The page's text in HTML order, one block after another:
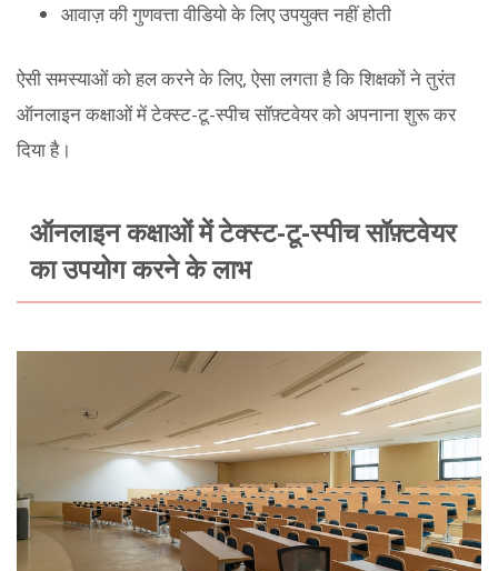
आवाज़ की गुणवत्ता वीडियो के लिए उपयुक्त नहीं होती
ऐसी समस्याओं को हल करने के लिए, ऐसा लगता है कि शिक्षकों ने तुरंत
ऑनलाइन कक्षाओं में टेक्स्ट-टू-स्पीच सॉफ़्टवेयर को अपनाना शुरू कर
दिया है।
ऑनलाइन कक्षाओं में टेक्स्ट-टू-स्पीच सॉफ़्टवेयर
का उपयोग करने के लाभ